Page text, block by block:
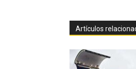
Artículos